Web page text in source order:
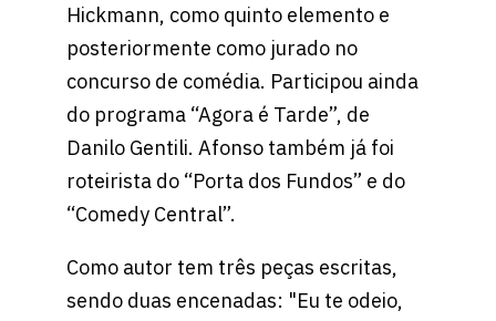
Hickmann, como quinto elemento e
posteriormente como jurado no
concurso de comédia. Participou ainda
do programa “Agora é Tarde”, de
Danilo Gentili. Afonso também já foi
roteirista do “Porta dos Fundos” e do
“Comedy Central”.
Como autor tem três peças escritas,
sendo duas encenadas: "Eu te odeio,